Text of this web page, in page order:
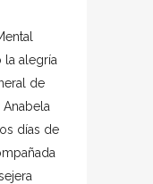
la alegría
de
Anabela
días de